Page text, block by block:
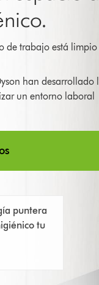
de trabajo está limpio
han desarrollado
un entorno laboral
puntera
tu